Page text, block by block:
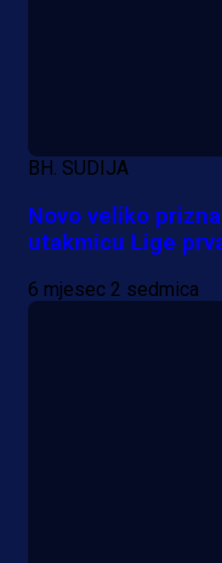
BH. SUDIJA
Novo veliko
utakmicu Lige
6 mjesec 2 sedmica